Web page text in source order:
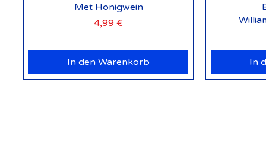
Schnellansicht
Met Honigwein
Preis
4,99 €
In den Warenkorb In